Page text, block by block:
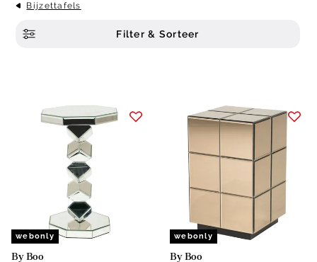
Bijzettafels
Filter & Sorteer
webonly
By Boo
webonly
By Boo